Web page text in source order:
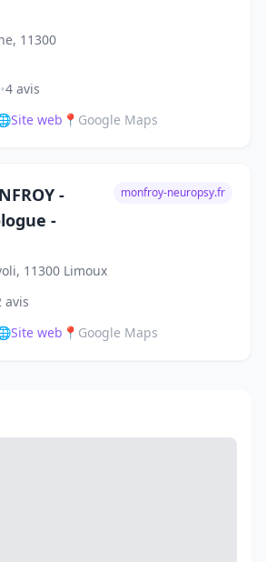
11300
•4 avis
Site web 📍 Google Maps
-
-
11300 Limoux
monfroy-neuropsy.fr
avis
Site web 📍 Google Maps